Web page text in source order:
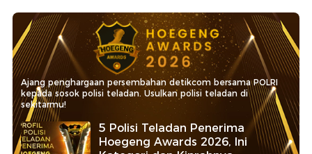
Ajang penghargaan persembahan detikcom bersama POLRI
kepada sosok polisi teladan. Usulkan polisi teladan di
sekitarmu!
5 Polisi Teladan Penerima
Hoegeng Awards 2026, Ini